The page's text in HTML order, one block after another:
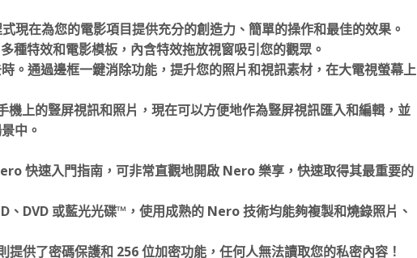
現在為您的電影項目提供充分的創造力、簡單的操作和最佳的效果。
種特效和電影模板，內含特效拖放視窗吸引您的觀眾。
。通過邊框一鍵消除功能，提升您的照片和視訊素材，在大電視螢幕上
上的豎屏視訊和照片，現在可以方便地作為豎屏視訊匯入和編輯，並
中。
快速入門指南，可非常直觀地開啟 Nero 樂享，快速取得其最重要的
、DVD 或藍光光碟™，使用成熟的 Nero 技術均能夠複製和燒錄照片、
供了密碼保護和 256 位加密功能，任何人無法讀取您的私密內容！